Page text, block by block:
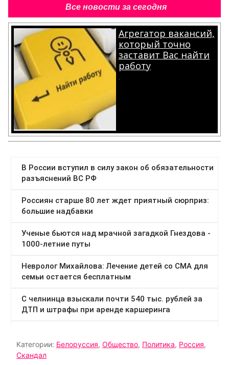
Все новости за сегодня
Агрегатор вакансий,
который точно
заставит Вас найти
работу
.
Категории: Белоруссия, Общество, Политика, Россия,
Скандал